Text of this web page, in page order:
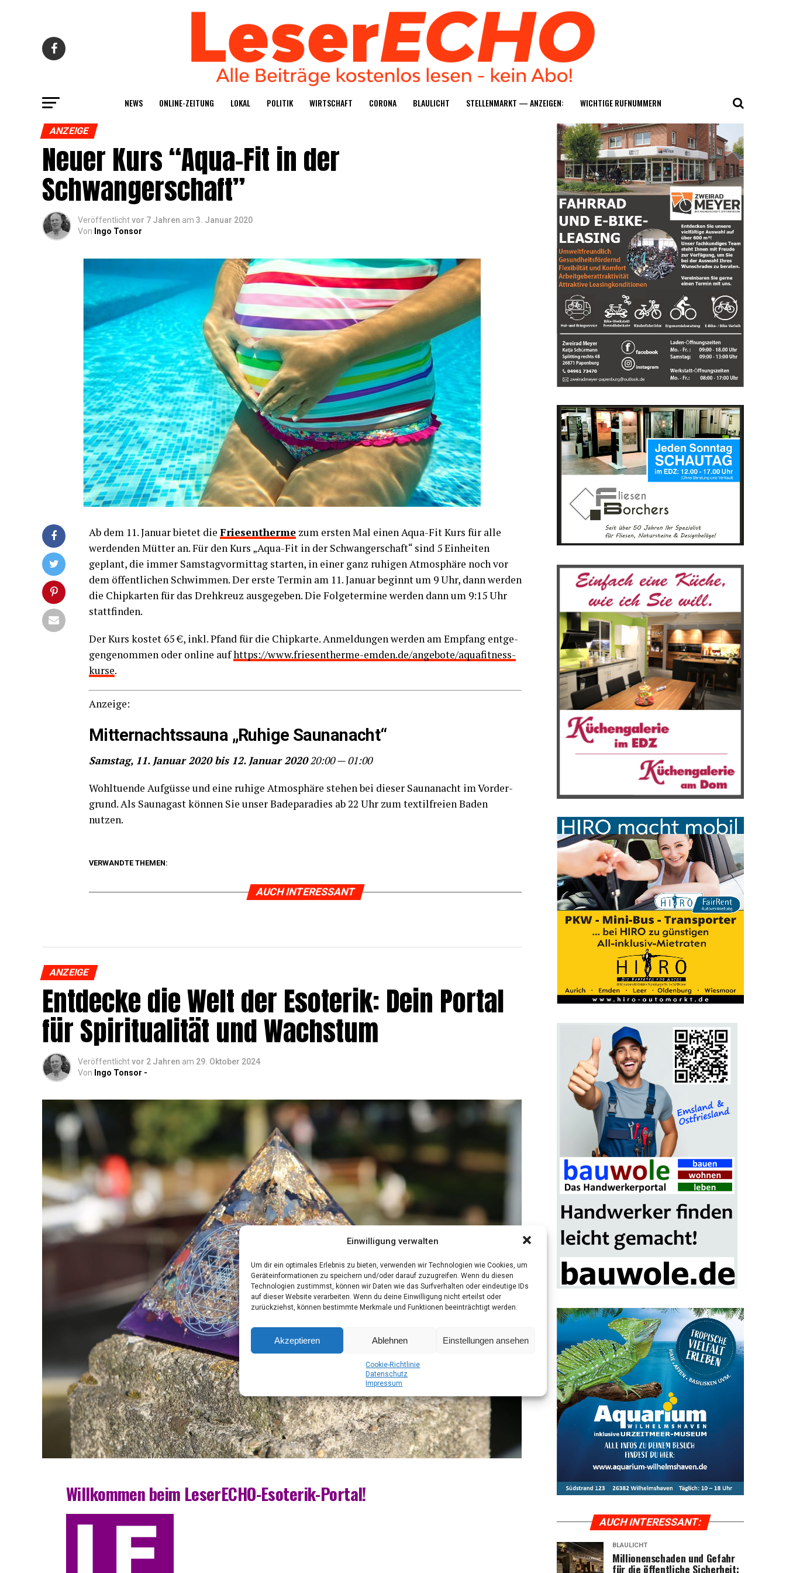
Einwilligung verwalten
Um dir ein optimales Erlebnis zu bieten, verwenden wir Technologien wie Cookies, um
Geräteinformationen zu speichern und/oder darauf zuzugreifen. Wenn du diesen
Technologien zustimmst, können wir Daten wie das Surfverhalten oder eindeutige IDs
auf dieser Website verarbeiten. Wenn du deine Einwilligung nicht erteilst oder
zurückziehst, können bestimmte Merkmale und Funktionen beeinträchtigt werden.
Akzeptieren Ablehnen Einstellungen ansehen
Coo­kie-Richt­li­nie
Daten­schutz
Impres­sum
NEWS ONLINE-ZEI­TUNG LOKAL POLI­TIK WIRT­SCHAFT CORO­NA BLAU­LICHT STEL­LEN­MARKT — ANZEIGEN: WICH­TI­GE RUFNUMMERN
ANZEIGE
Neu­er Kurs “Aqua-Fit in der
Schwangerschaft”
Veröffentlichtvor 7 Jahren am 3. Januar 2020
Von Ingo Tonsor
Ab dem 11. Janu­ar bie­tet die Frie­sen­ther­me zum ers­ten Mal einen Aqua-Fit Kurs für alle
wer­den­den Müt­ter an. Für den Kurs „Aqua-Fit in der Schwan­ger­schaft“ sind 5 Ein­hei­ten
geplant, die immer Sams­tag­vor­mit­tag star­ten, in einer ganz ruhi­gen Atmo­sphä­re noch vor
dem öffent­li­chen Schwim­men. Der ers­te Ter­min am 11. Janu­ar beginnt um 9 Uhr, dann wer­den
die Chip­kar­ten für das Dreh­kreuz aus­ge­ge­ben. Die Fol­ge­ter­mi­ne wer­den dann um 9:15 Uhr
stattfinden.
Der Kurs kos­tet 65 €, inkl. Pfand für die Chip­kar­te. Anmel­dun­gen wer­den am Emp­fang ent­ge­
gen­ge­nom­men oder online aufhttps://www.friesentherme-emden.de/angebote/aquafitness-
kurse.
Anzei­ge:
Mit­ter­nachts­sauna „Ruhi­ge Saunanacht“
Sams­tag, 11. Janu­ar 2020 bis 12. Janu­ar 202020:00 — 01:00
Wohl­tu­en­de Auf­güs­se und eine ruhi­ge Atmo­sphä­re ste­hen bei die­ser Sau­n­a­nacht im Vor­der­
grund. Als Sau­na­gast kön­nen Sie unser Bade­pa­ra­dies ab 22 Uhr zum tex­til­frei­en Baden
nutzen.
VERWANDTE THEMEN:
AUCH INTERESSANT
ANZEIGE
Ent­de­cke die Welt der Eso­te­rik: Dein Por­tal
für Spi­ri­tua­li­tät und Wachstum
Veröffentlichtvor 2 Jahren am 29. Oktober 2024
Von Ingo Tonsor -
Will­kom­men beim LeserECHO-Esoterik-Portal!
AUCH INTER­ES­SANT:
BLAULICHT
Mil­lio­nen­scha­den und Gefahr
für die öffent­li­che Sicher­heit: